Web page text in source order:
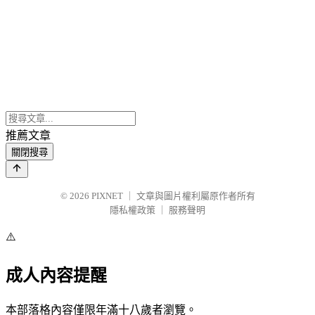
推薦文章
關閉搜尋
© 2026 PIXNET
文章與圖片權利屬原作者所有
隱私權政策
服務聲明
⚠️
成人內容提醒
本部落格內容僅限年滿十八歲者瀏覽。